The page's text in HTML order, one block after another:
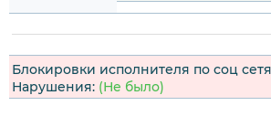
Блокировки исполнителя по соц
Нарушения: (Не было)